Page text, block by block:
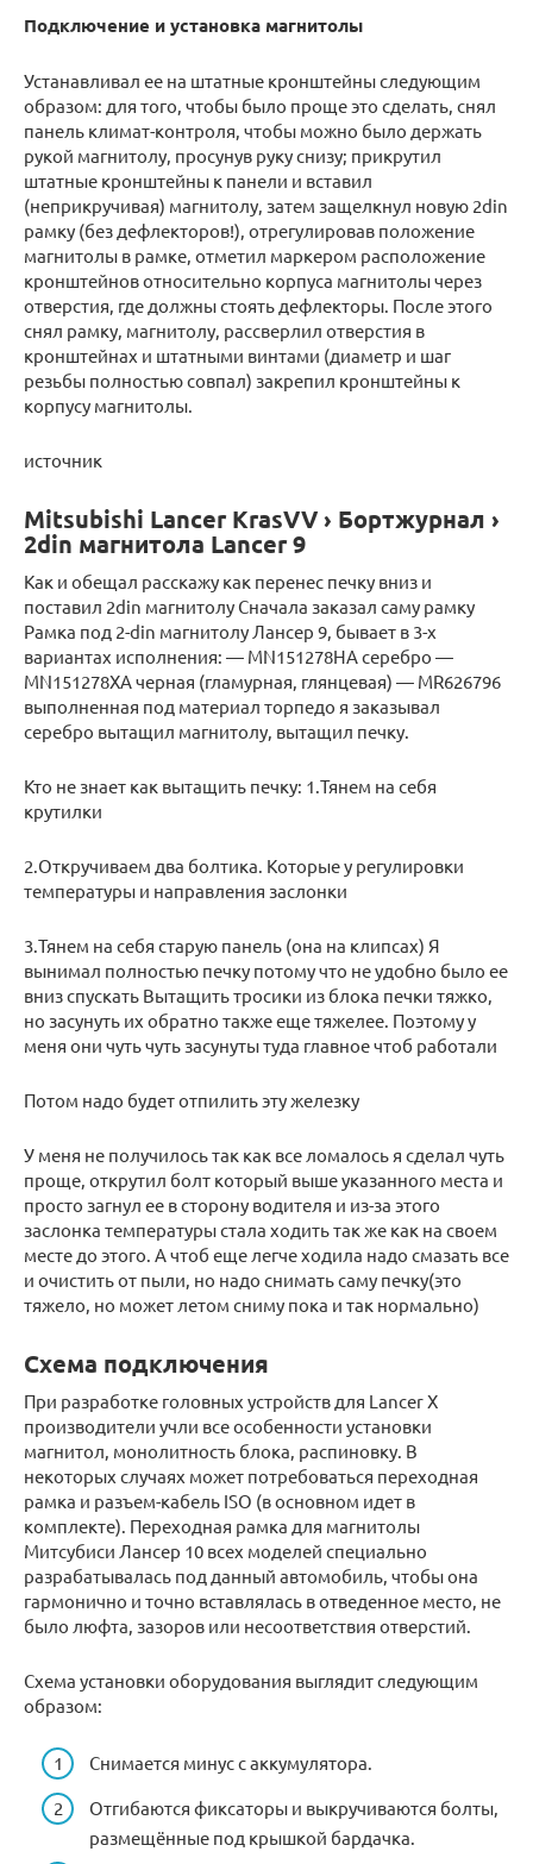
Подключение и установка магнитолы
Устанавливал ее на штатные кронштейны следующим
образом: для того, чтобы было проще это сделать, снял
панель климат-контроля, чтобы можно было держать
рукой магнитолу, просунув руку снизу; прикрутил
штатные кронштейны к панели и вставил
(неприкручивая) магнитолу, затем защелкнул новую 2din
рамку (без дефлекторов!), отрегулировав положение
магнитолы в рамке, отметил маркером расположение
кронштейнов относительно корпуса магнитолы через
отверстия, где должны стоять дефлекторы. После этого
снял рамку, магнитолу, рассверлил отверстия в
кронштейнах и штатными винтами (диаметр и шаг
резьбы полностью совпал) закрепил кронштейны к
корпусу магнитолы.
источник
Mitsubishi Lancer KrasVV › Бортжурнал ›
2din магнитола Lancer 9
Как и обещал расскажу как перенес печку вниз и
поставил 2din магнитолу Сначала заказал саму рамку
Рамка под 2-din магнитолу Лансер 9, бывает в 3-х
вариантах исполнения: — MN151278HA серебро —
MN151278XA черная (гламурная, глянцевая) — MR626796
выполненная под материал торпедо я заказывал
серебро вытащил магнитолу, вытащил печку.
Кто не знает как вытащить печку: 1.Тянем на себя
крутилки
2.Откручиваем два болтика. Которые у регулировки
температуры и направления заслонки
3.Тянем на себя старую панель (она на клипсах) Я
вынимал полностью печку потому что не удобно было ее
вниз спускать Вытащить тросики из блока печки тяжко,
но засунуть их обратно также еще тяжелее. Поэтому у
меня они чуть чуть засунуты туда главное чтоб работали
Потом надо будет отпилить эту железку
У меня не получилось так как все ломалось я сделал чуть
проще, открутил болт который выше указанного места и
просто загнул ее в сторону водителя и из-за этого
заслонка температуры стала ходить так же как на своем
месте до этого. А чтоб еще легче ходила надо смазать все
и очистить от пыли, но надо снимать саму печку(это
тяжело, но может летом сниму пока и так нормально)
Схема подключения
При разработке головных устройств для Lancer X
производители учли все особенности установки
магнитол, монолитность блока, распиновку. В
некоторых случаях может потребоваться переходная
рамка и разъем-кабель ISO (в основном идет в
комплекте). Переходная рамка для магнитолы
Митсубиси Лансер 10 всех моделей специально
разрабатывалась под данный автомобиль, чтобы она
гармонично и точно вставлялась в отведенное место, не
было люфта, зазоров или несоответствия отверстий.
Схема установки оборудования выглядит следующим
образом:
Снимается минус с аккумулятора.
Отгибаются фиксаторы и выкручиваются болты,
размещённые под крышкой бардачка.